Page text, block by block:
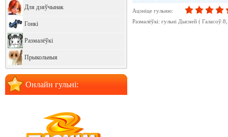
Для дзяўчынак
Гонкі
Размалёўкі
Прыкольныя
Онлайн гульні:
Ацэніце гульню:
Размалёўкі: гульні Дысней ( Галасоў:8